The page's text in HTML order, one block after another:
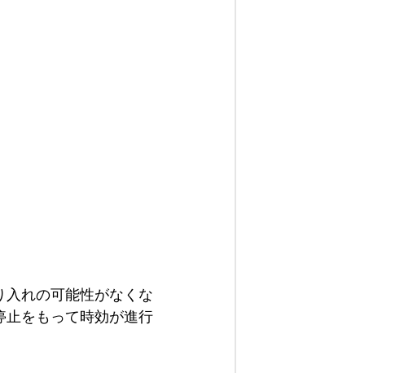
れの可能性がなくな
止をもって時効が進行